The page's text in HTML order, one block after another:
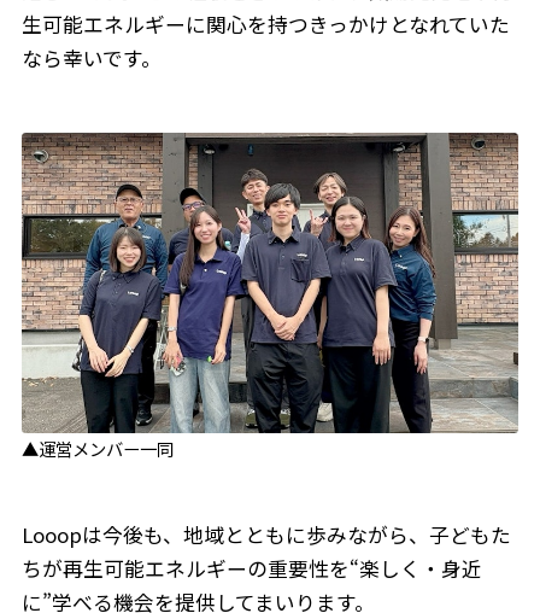
生可能エネルギーに関心を持つきっかけとなれていた
なら幸いです。
▲運営メンバー一同
Looopは今後も、地域とともに歩みながら、子どもた
ちが再生可能エネルギーの重要性を“楽しく・身近
に”学べる機会を提供してまいります。